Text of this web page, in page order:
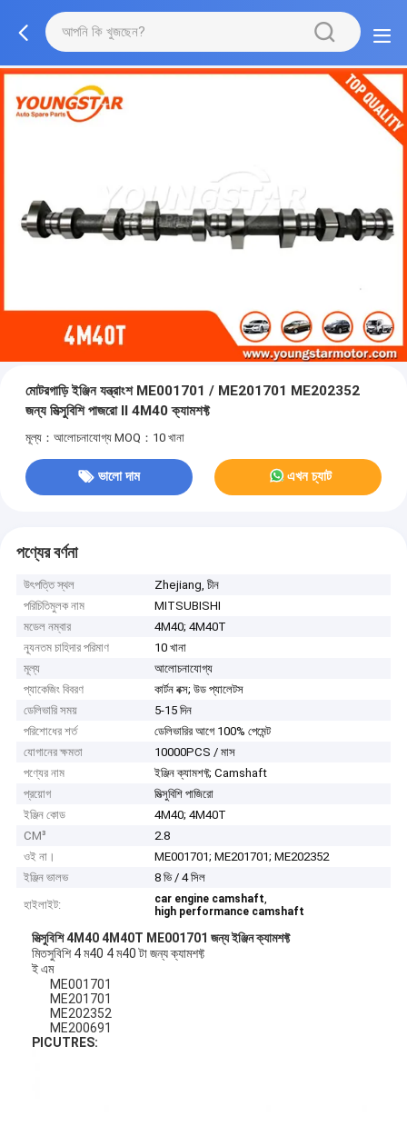
মোটরগাড়ি ইঞ্জিন যন্ত্রাংশ ME001701 / ME201701 ME202352
জন্য মিত্সুবিশি পাজরো II 4M40 ক্যামশফ্ট
মূল্য：আলোচনাযোগ্য MOQ：10 খানা
ভালো দাম এখন চ্যাট
পণ্যের বর্ণনা
উৎপত্তি স্থল
Zhejiang, চীন
পরিচিতিমুলক নাম
MITSUBISHI
মডেল নম্বার
4M40; 4M40T
ন্যূনতম চাহিদার পরিমাণ
10 খানা
মূল্য
আলোচনাযোগ্য
প্যাকেজিং বিবরণ
কার্টন বক্স; উড প্যালেটস
ডেলিভারি সময়
5-15 দিন
পরিশোধের শর্ত
ডেলিভারির আগে 100% পেমেন্ট
যোগানের ক্ষমতা
10000PCS / মাস
পণ্যের নাম
ইঞ্জিন ক্যামশফ্ট; Camshaft
প্রয়োগ
মিত্সুবিশি পাজিরো
ইঞ্জিন কোড
4M40; 4M40T
CM³
2.8
ওই না।
ME001701; ME201701; ME202352
ইঞ্জিন ভালভ
8 ভি / 4 সিল
হাইলাইট:
car engine camshaft,
high performance camshaft
মিত্সুবিশি 4M40 4M40T ME001701 জন্য ইঞ্জিন ক্যামশফ্ট
মিতসুবিশি 4 ম40 4 ম40 টা জন্য ক্যামশফ্ট
ই এম
ME001701
ME201701
ME202352
ME200691
PICUTRES: